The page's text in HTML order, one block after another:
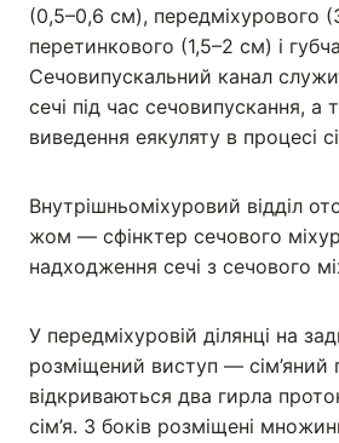
(0,5–0,6 см), передміхурового
перетинкового (1,5–2 см) і
Сечовипускальний канал
сечі під час сечовипускання, а
виведення еякуляту в процесі
Внутрішньоміхуровий відділ
жом — сфінктер сечового
надходження сечі з сечового
У передміхуровій ділянці на
розміщений виступ — сім’яний
відкриваються два гирла
сім’я. З боків розміщені